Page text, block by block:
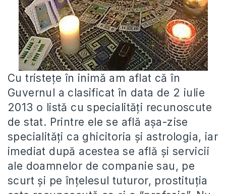
Cu tristețe în inimă am aflat că în
Guvernul a clasificat în data de 2 iulie
2013 o listă cu specialități recunoscute
de stat. Printre ele se află așa-zise
specialități ca ghicitoria și astrologia, iar
imediat după acestea se află și servicii
ale doamnelor de companie sau, pe
scurt și pe înțelesul tuturor, prostituția